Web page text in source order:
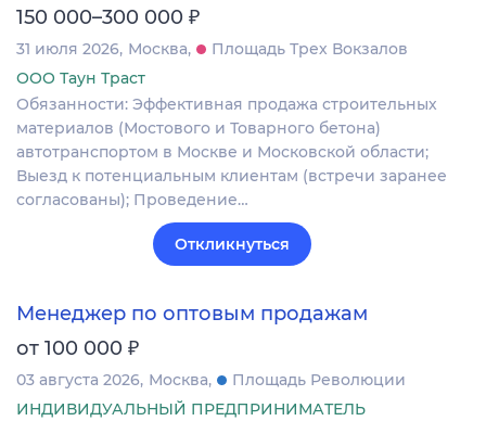
150 000–300 000 ₽
31 июля 2026 Москва
Площадь Трех Вокзалов
ООО Таун Траст
Обязанности: Эффективная продажа строительных
материалов (Мостового и Товарного бетона)
автотранспортом в Москве и Московской области;
Выезд к потенциальным клиентам (встречи заранее
согласованы); Проведение…
Откликнуться
Менеджер по оптовым продажам
от 100 000 ₽
03 августа 2026 Москва
Площадь Революции
ИНДИВИДУАЛЬНЫЙ ПРЕДПРИНИМАТЕЛЬ